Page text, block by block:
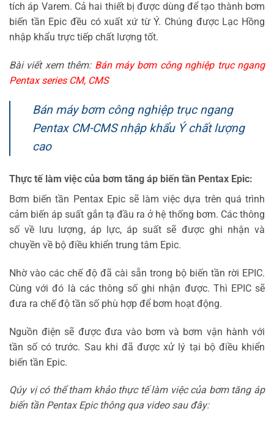
tích áp Varem. Cả hai thiết bị được dùng để tạo thành bơm
biến tần Epic đều có xuất xứ từ Ý. Chúng được Lạc Hồng
nhập khẩu trực tiếp chất lượng tốt.
Bài viết xem thêm: Bán máy bơm công nghiệp trục ngang
Pentax series CM, CMS
Bán máy bơm công nghiệp trục ngang
Pentax CM-CMS nhập khẩu Ý chất lượng
cao
Thực tế làm việc của bơm tăng áp biến tần Pentax Epic:
Bơm biến tần Pentax Epic sẽ làm việc dựa trên quá trình
cảm biến áp suất gắn tạ đầu ra ở hệ thống bơm. Các thông
số về lưu lượng, áp lực, áp suất sẽ được ghi nhận và
chuyền về bộ điều khiển trung tâm Epic.
Nhờ vào các chế độ đã cài sẵn trong bộ biến tần rời EPIC.
Cùng với đó là các thông số ghi nhận được. Thì EPIC sẽ
đưa ra chế độ tần số phù hợp để bơm hoạt động.
Nguồn điện sẽ được đưa vào bơm và bơm vận hành với
tần số có trước. Sau khi đã được xử lý tại bộ điều khiển
biến tần Epic.
Qúy vị có thể tham khảo thực tế làm việc của bơm tăng áp
biến tần Pentax Epic thông qua video sau đây: